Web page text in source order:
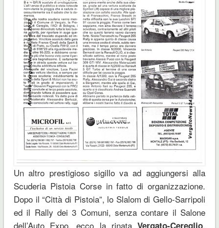
Un altro prestigioso sigillo va ad aggiungersi alla
Scuderia Pistoia Corse in fatto di organizzazione.
Dopo il “Città di Pistoia”, lo Slalom di Gello-Sarripoli
ed il Rally dei 3 Comuni, senza contare il Salone
dell’Auto Expo, ecco la rinata
,